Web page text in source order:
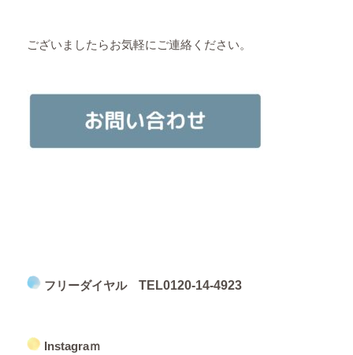
ございましたらお気軽にご連絡ください。
フリーダイヤル TEL0120-14-4923
Instagraｍ